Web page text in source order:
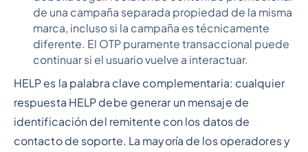
de una campaña separada propiedad de la misma
marca, incluso si la campaña es técnicamente
diferente. El OTP puramente transaccional puede
continuar si el usuario vuelve a interactuar.
HELP es la palabra clave complementaria: cualquier
respuesta HELP debe generar un mensaje de
identificación del remitente con los datos de
contacto de soporte. La mayoría de los operadores y